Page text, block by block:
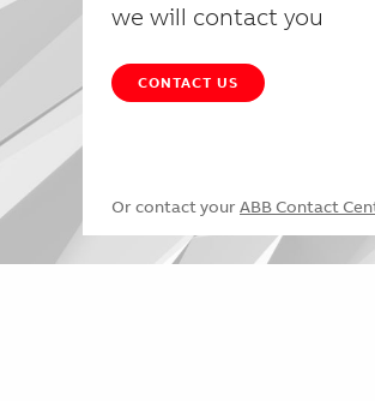
we will contact you
CONTACT US
Or contact your ABB Contact